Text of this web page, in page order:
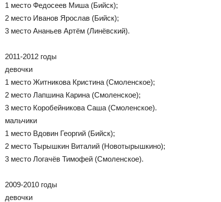
1 место Федосеев Миша (Бийск);
2 место Иванов Ярослав (Бийск);
3 место Ананьев Артём (Линёвский).
2011-2012 годы
девочки
1 место Житникова Кристина (Смоленское);
2 место Лапшина Карина (Смоленское);
3 место Коробейникова Саша (Смоленское).
мальчики
1 место Вдовин Георгий (Бийск);
2 место Тырышкин Виталий (Новотырышкино);
3 место Логачёв Тимофей (Смоленское).
2009-2010 годы
девочки